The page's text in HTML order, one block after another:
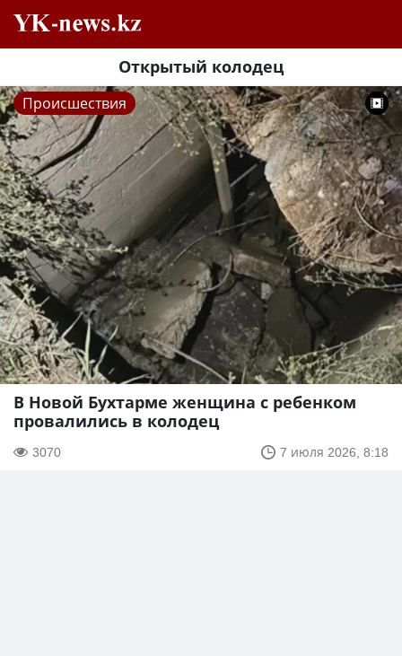
Открытый колодец
Происшествия
В Новой Бухтарме женщина с ребенком
провалились в колодец
3070 7 июля 2026, 8:18